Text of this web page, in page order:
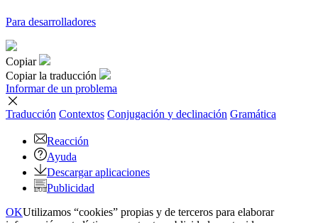
Para desarrolladores
Copiar
Copiar la traducción
Informar de un problema
Traducción Contextos Conjugación y declinación Gramática
Reacción
Ayuda
Descargar aplicaciones
Publicidad
OKUtilizamos “cookies” propias y de terceros para elaborar